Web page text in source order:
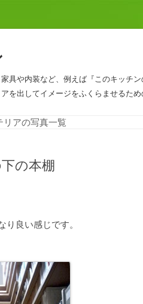
具や内装など、例えば『このキッチ
を出してイメージをふくらませるため
リアの写真一覧
の本棚
り良い感じです。